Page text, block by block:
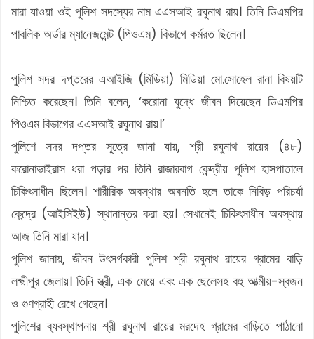
মারা যাওয়া ওই পুলিশ সদস্যের নাম এএসআই রঘুনাথ রায়। তিনি ডিএমপির
পাবলিক অর্ডার ম্যানেজমেন্ট (পিওএম) বিভাগে কর্মরত ছিলেন।
পুলিশ সদর দপ্তরের এআইজি (মিডিয়া) মিডিয়া মো.সোহেল রানা বিষয়টি
নিশ্চিত করেছেন। তিনি বলেন, ‘করোনা যুদ্ধে জীবন দিয়েছেন ডিএমপির
পিওএম বিভাগের এএসআই রঘুনাথ রায়।’
পুলিশে সদর দপ্তর সূত্রে জানা যায়, শ্রী রঘুনাথ রায়ের (৪৮)
করোনাভাইরাস ধরা পড়ার পর তিনি রাজারবাগ কেন্দ্রীয় পুলিশ হাসপাতালে
চিকিৎসাধীন ছিলেন। শারীরিক অবস্থার অবনতি হলে তাকে নিবিড় পরিচর্যা
কেন্দ্রে (আইসিইউ) স্থানান্তর করা হয়। সেখানেই চিকিৎসাধীন অবস্থায়
আজ তিনি মারা যান।
পুলিশ জানায়, জীবন উৎসর্গকারী পুলিশ শ্রী রঘুনাথ রায়ের গ্রামের বাড়ি
লক্ষ্মীপুর জেলায়। তিনি স্ত্রী, এক মেয়ে এবং এক ছেলেসহ বহু আত্মীয়-স্বজন
ও গুণগ্রাহী রেখে গেছেন।
পুলিশের ব্যবস্থাপনায় শ্রী রঘুনাথ রায়ের মরদেহ গ্রামের বাড়িতে পাঠানো